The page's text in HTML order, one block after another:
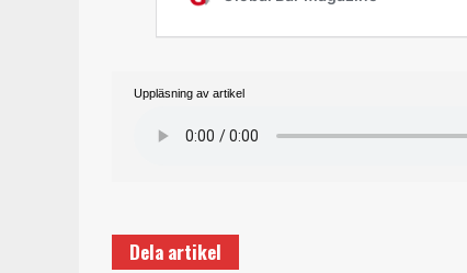
Uppläsning av artikel
Dela artikel